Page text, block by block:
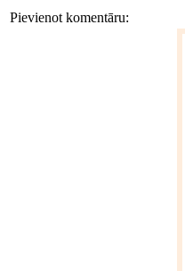
Pievienot komentāru: